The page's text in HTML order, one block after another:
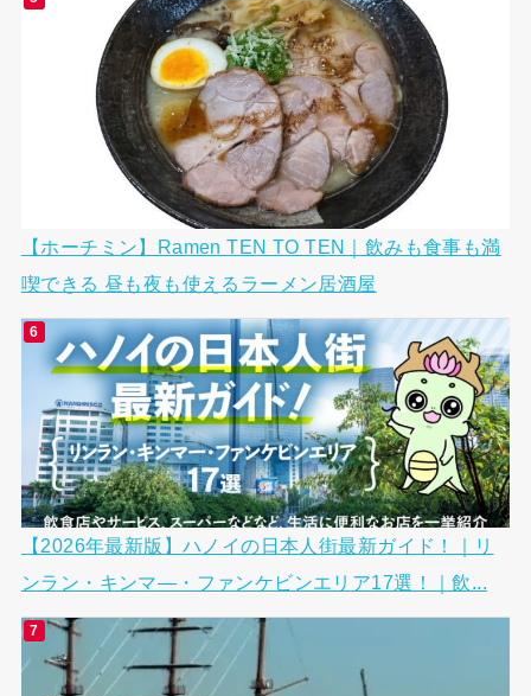
【ホーチミン】Ramen TEN TO TEN｜飲みも食事も満
喫できる 昼も夜も使えるラーメン居酒屋
【2026年最新版】ハノイの日本人街最新ガイド！｜リ
ンラン・キンマ―・ファンケビンエリア17選！｜飲...